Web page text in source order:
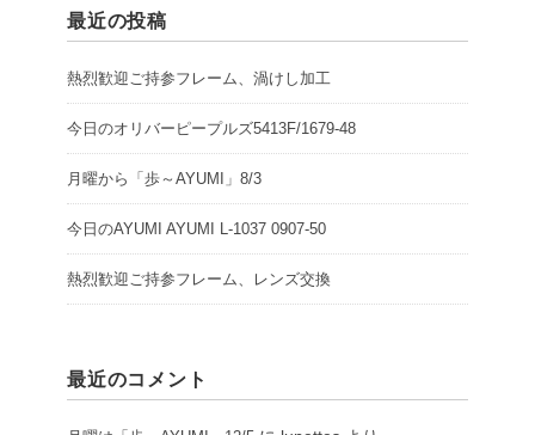
最近の投稿
熱烈歓迎ご持参フレーム、渦けし加工
今日のオリバーピープルズ5413F/1679-48
月曜から「歩～AYUMI」8/3
今日のAYUMI AYUMI L-1037 0907-50
熱烈歓迎ご持参フレーム、レンズ交換
最近のコメント